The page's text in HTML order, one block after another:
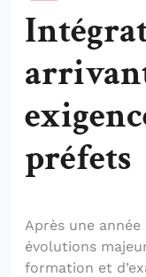
préfets
Après une
évolutions
formation et